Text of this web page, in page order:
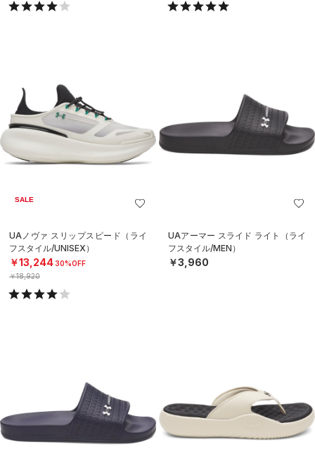
SALE
UAノヴァ スリップスピード（ライ
フスタイル/UNISEX）
￥13,24430%OFF
￥18,920
UAアーマー スライド ライト（ライ
フスタイル/MEN）
￥3,960